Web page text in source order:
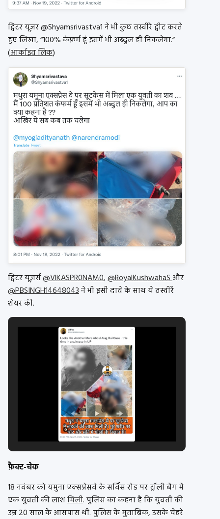
ट्विटर यूज़र @Shyamsrivastva1 ने भी कुछ तस्वीरें ट्वीट करते
हुए लिखा, “100% कंफ़र्म हूं इसमें भी अब्दुल ही निकलेगा.”
(आर्काइव लिंक)
ट्विटर यूज़र्स@VlKASPR0NAM0,@RoyalKushwahaSऔर
@PBSINGH14648043ने भी इसी दावे के साथ ये तस्वीरें
शेयर की.
फ़ैक्ट-चेक
18 नवंबर को यमुना एक्सप्रेसवे के सर्विस रोड पर ट्रॉली बैग में
एक युवती की लाशमिली. पुलिस का कहना है कि युवती की
उम्र 20 साल के आसपास थी. पुलिस के मुताबिक, उसके चेहरे